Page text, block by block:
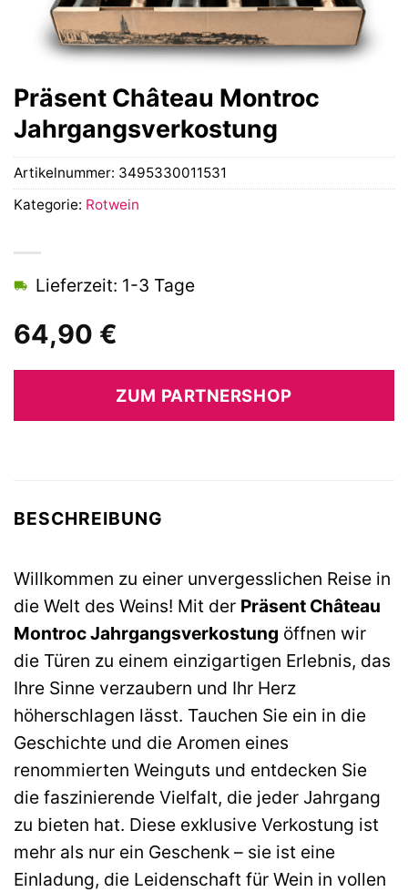
Präsent Château Montroc
Jahrgangsverkostung
64,90 €
Lieferzeit: 1-3 Tage
ZUM PARTNERSHOP
Artikelnummer: 3495330011531
Kategorie: Rotwein
BESCHREIBUNG
Willkommen zu einer unvergesslichen Reise in
die Welt des Weins! Mit der Präsent Château
Montroc Jahrgangsverkostung öffnen wir
die Türen zu einem einzigartigen Erlebnis, das
Ihre Sinne verzaubern und Ihr Herz
höherschlagen lässt. Tauchen Sie ein in die
Geschichte und die Aromen eines
renommierten Weinguts und entdecken Sie
die faszinierende Vielfalt, die jeder Jahrgang
zu bieten hat. Diese exklusive Verkostung ist
mehr als nur ein Geschenk – sie ist eine
Einladung, die Leidenschaft für Wein in vollen